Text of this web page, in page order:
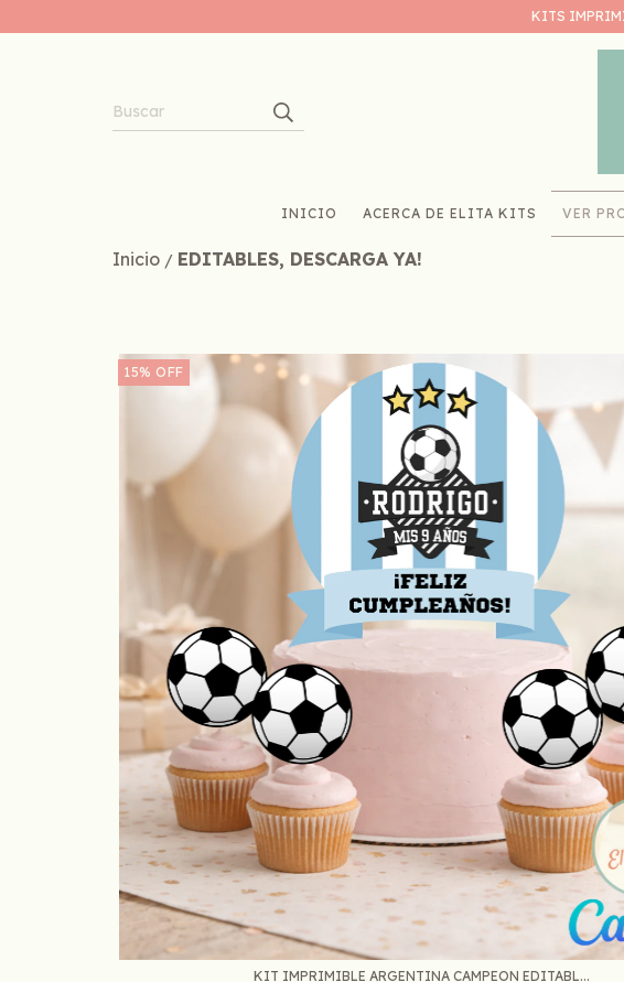
KITS
INICIO ACERCA DE ELITA KITS VER
Inicio / EDITABLES, DESCARGA YA!
15% OFF
KIT IMPRIMIBLE ARGENTINA CAMPEON EDITABL...